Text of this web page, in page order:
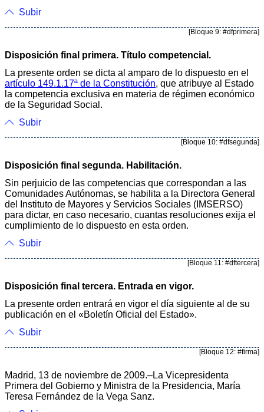
Subir
[Bloque 9: #dfprimera]
Disposición final primera. Título competencial.
La presente orden se dicta al amparo de lo dispuesto en el
artículo 149.1.17ª de la Constitución, que atribuye al Estado
la competencia exclusiva en materia de régimen económico
de la Seguridad Social.
Subir
[Bloque 10: #dfsegunda]
Disposición final segunda. Habilitación.
Sin perjuicio de las competencias que correspondan a las
Comunidades Autónomas, se habilita a la Directora General
del Instituto de Mayores y Servicios Sociales (IMSERSO)
para dictar, en caso necesario, cuantas resoluciones exija el
cumplimiento de lo dispuesto en esta orden.
Subir
[Bloque 11: #dftercera]
Disposición final tercera. Entrada en vigor.
La presente orden entrará en vigor el día siguiente al de su
publicación en el «Boletín Oficial del Estado».
Subir
[Bloque 12: #firma]
Madrid, 13 de noviembre de 2009.–La Vicepresidenta
Primera del Gobierno y Ministra de la Presidencia, María
Teresa Fernández de la Vega Sanz.